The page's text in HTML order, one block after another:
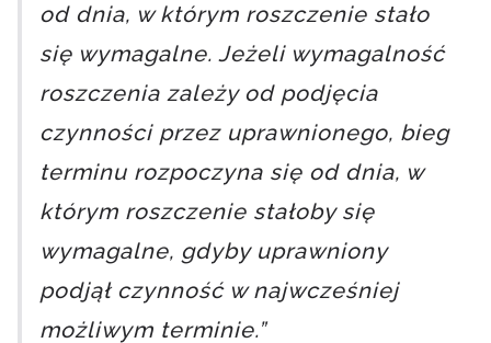
od dnia, w którym roszczenie stało
się wymagalne. Jeżeli wymagalność
roszczenia zależy od podjęcia
czynności przez uprawnionego, bieg
terminu rozpoczyna się od dnia, w
którym roszczenie stałoby się
wymagalne, gdyby uprawniony
podjął czynność w najwcześniej
możliwym terminie.”